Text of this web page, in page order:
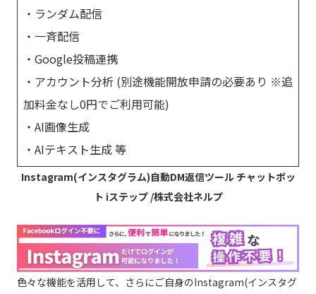
・ランダム配信
・一斉配信
・Google投稿連携
・アカウント分析 (別途機能開放申請の必要あり ※追
加料金なし0円でご利用可能)
・AI画像生成
・AIテキスト生成 等
Instagram(インスタグラム)自動DM返信ツール チャットボッ
ト iステップ /株式会社ネルプ
色々な機能を活用して、さらにご自身のInstagram(インスタグ